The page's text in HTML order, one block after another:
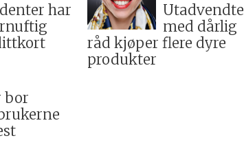
har
Utadvendte
med dårlig
råd kjøper flere dyre
produkter
bor